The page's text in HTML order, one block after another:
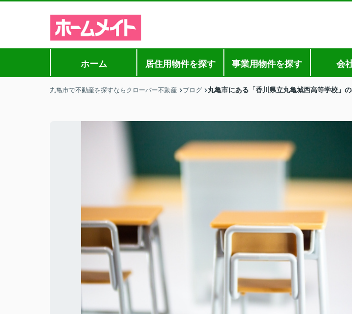
ホーム 居住用物件を探す 事業用物件を探す 会
丸亀市で不動産を探すならクローバー不動産 ブログ 丸亀市にある「香川県立丸亀城西高等学校」